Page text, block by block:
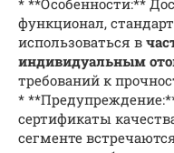
* **Особенности:**
функционал,
использоваться в
индивидуальным
требований к
*
сертификаты
сегменте